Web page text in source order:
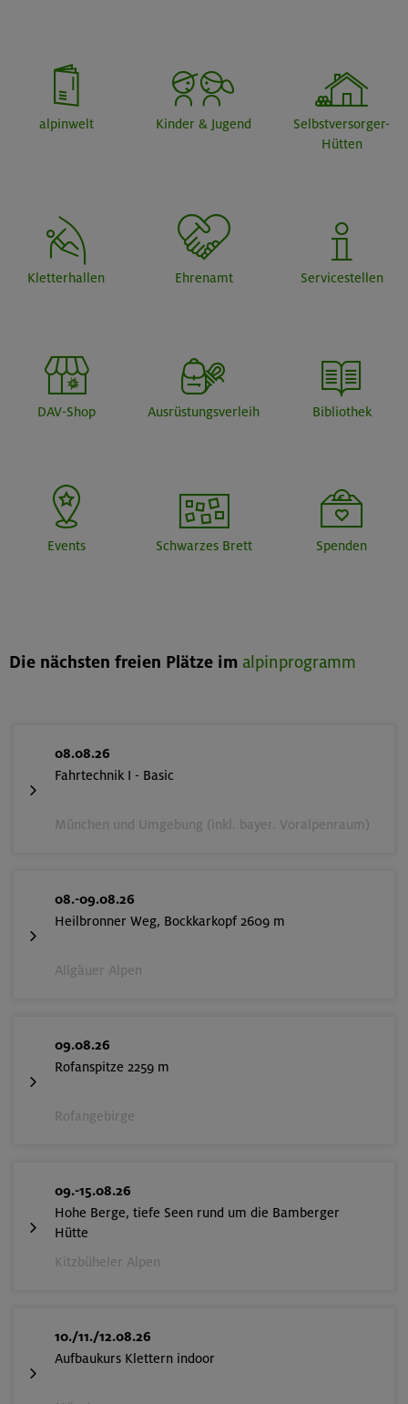
alpinwelt Kinder & Jugend
Selbstversorger-
Hütten
Kletterhallen Ehrenamt Servicestellen
DAV-Shop Ausrüstungsverleih Bibliothek
Events Schwarzes Brett Spenden
Die nächsten freien Plätze im alpinprogramm
08.08.26
Fahrtechnik I - Basic
München und Umgebung (inkl. bayer. Voralpenraum)
08.-09.08.26
Heilbronner Weg, Bockkarkopf 2609 m
Allgäuer Alpen
09.08.26
Rofanspitze 2259 m
Rofangebirge
09.-15.08.26
Hohe Berge, tiefe Seen rund um die Bamberger
Hütte
Kitzbüheler Alpen
10./11./12.08.26
Aufbaukurs Klettern indoor